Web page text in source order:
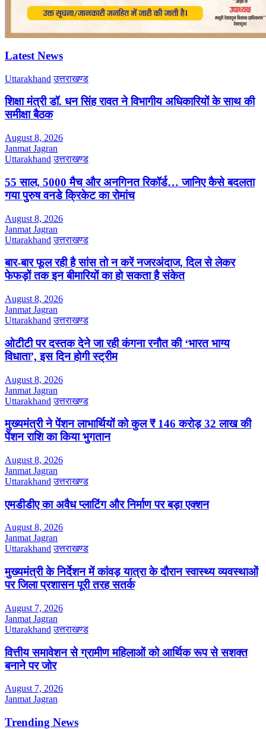
Latest News
Uttarakhand उत्तराखण्ड
शिक्षा मंत्री डॉ. धन सिंह रावत ने विभागीय अधिकारियों के साथ की
समीक्षा बैठक
August 8, 2026
Janmat Jagran
Uttarakhand उत्तराखण्ड
55 साल, 5000 मैच और अनगिनत रिकॉर्ड… जानिए कैसे बदलता
गया पुरुष वनडे क्रिकेट का रोमांच
August 8, 2026
Janmat Jagran
Uttarakhand उत्तराखण्ड
बार-बार फूल रही है सांस तो न करें नजरअंदाज, दिल से लेकर
फेफड़ों तक इन बीमारियों का हो सकता है संकेत
August 8, 2026
Janmat Jagran
Uttarakhand उत्तराखण्ड
ओटीटी पर दस्तक देने जा रही कंगना रनौत की ‘भारत भाग्य
विधाता’, इस दिन होगी स्ट्रीम
August 8, 2026
Janmat Jagran
Uttarakhand उत्तराखण्ड
मुख्यमंत्री ने पेंशन लाभार्थियों को कुल ₹ 146 करोड़ 32 लाख की
पेंशन राशि का किया भुगतान
August 8, 2026
Janmat Jagran
Uttarakhand उत्तराखण्ड
एमडीडीए का अवैध प्लाटिंग और निर्माण पर बड़ा एक्शन
August 8, 2026
Janmat Jagran
Uttarakhand उत्तराखण्ड
मुख्यमंत्री के निर्देशन में कांवड़ यात्रा के दौरान स्वास्थ्य व्यवस्थाओं
पर जिला प्रशासन पूरी तरह सतर्क
August 7, 2026
Janmat Jagran
Uttarakhand उत्तराखण्ड
वित्तीय समावेशन से ग्रामीण महिलाओं को आर्थिक रूप से सशक्त
बनाने पर जोर
August 7, 2026
Janmat Jagran
Trending News